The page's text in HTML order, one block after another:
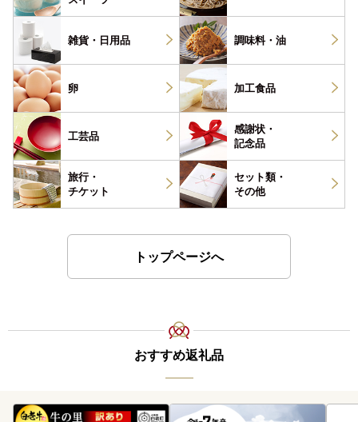
雑貨・ 日用品 調味料・ 油
卵 加工食品
工芸品
感謝状・
記念品
旅行・
チケット
セット類・
その他
トップページへ
おすすめ返礼品